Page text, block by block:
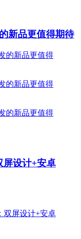
新品更值得期待
屏设计+安卓